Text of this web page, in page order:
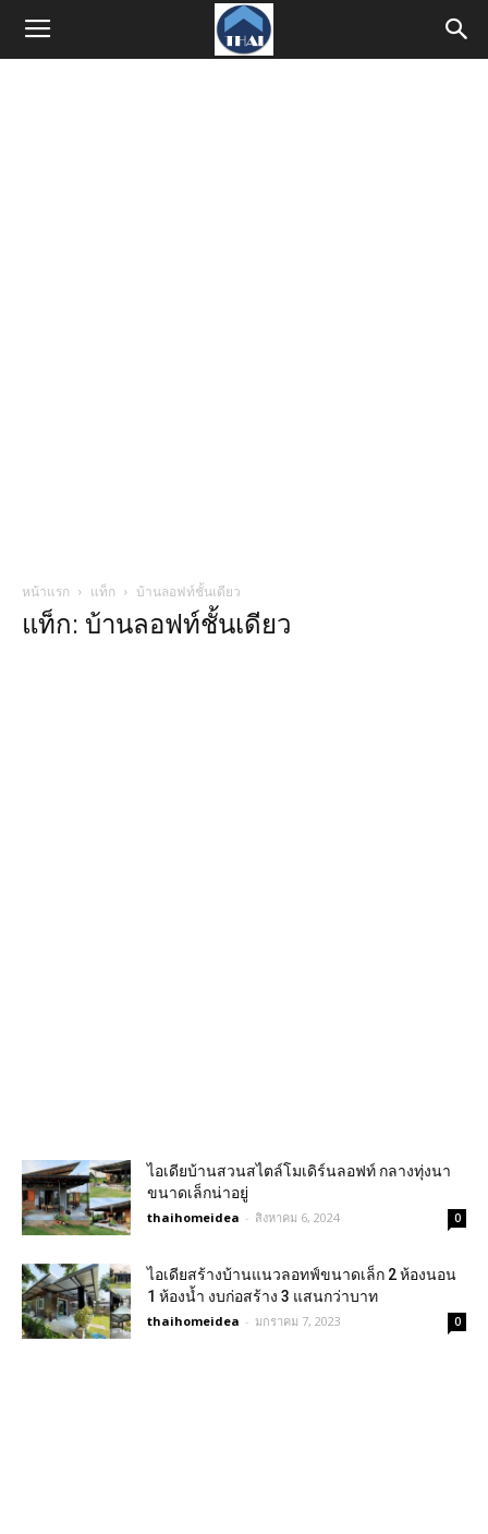
หน้าแรก แท็ก บ้านลอฟท์ชั้นเดียว
แท็ก: บ้านลอฟท์ชั้นเดียว
ไอเดียบ้านสวนสไตล์โมเดิร์นลอฟท์ กลางทุ่งนา
ขนาดเล็กน่าอยู่
thaihomeidea - สิงหาคม 6, 2024 0
ไอเดียสร้างบ้านแนวลอทฟ์ขนาดเล็ก 2 ห้องนอน
1 ห้องน้ำ งบก่อสร้าง 3 แสนกว่าบาท
thaihomeidea - มกราคม 7, 2023 0